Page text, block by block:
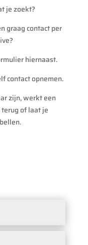
je zoekt?
graag contact per
hiernaast.
contact opnemen.
zijn, werkt een
terug of laat je